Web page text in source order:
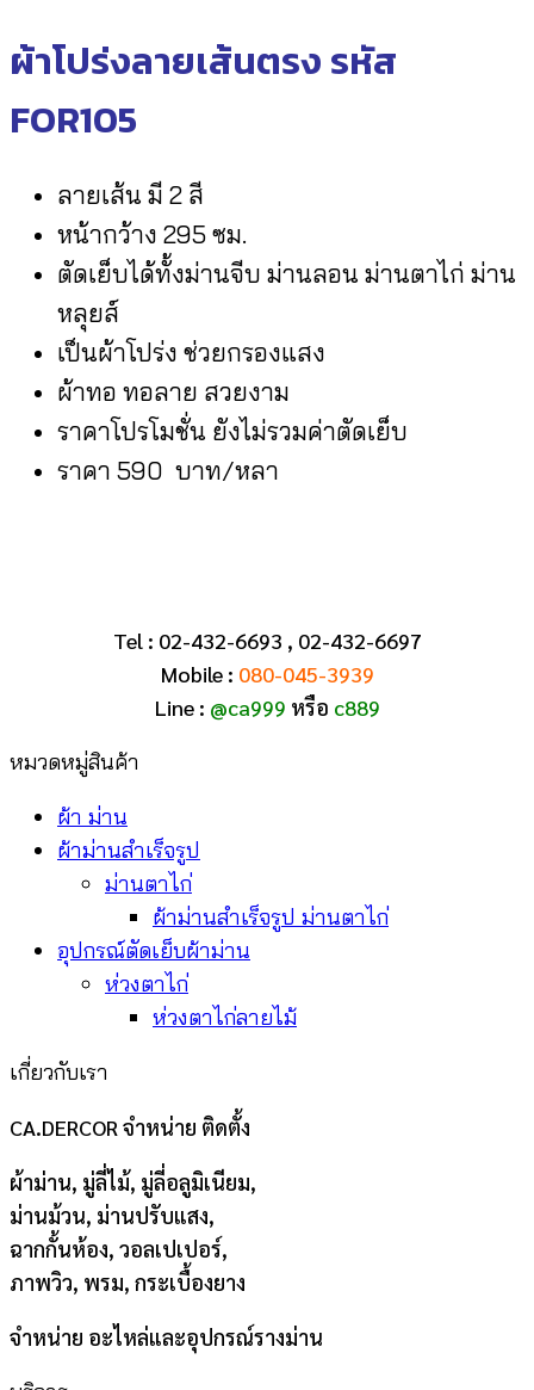
ผ้าโปร่งลายเส้นตรง รหัส
FOR105
ลายเส้น มี 2 สี
หน้ากว้าง 295 ซม.
ตัดเย็บได้ทั้งม่านจีบ ม่านลอน ม่านตาไก่ ม่าน
หลุยส์
เป็นผ้าโปร่ง ช่วยกรองแสง
ผ้าทอ ทอลาย สวยงาม
ราคาโปรโมชั่น ยังไม่รวมค่าตัดเย็บ
ราคา 590 บาท/หลา
Tel : 02-432-6693 , 02-432-6697
Mobile : 080-045-3939
Line : @ca999 หรือ c889
หมวดหมู่สินค้า
ผ้า ม่าน
ผ้าม่านสำเร็จรูป
ม่านตาไก่
ผ้าม่านสำเร็จรูป ม่านตาไก่
อุปกรณ์ตัดเย็บผ้าม่าน
ห่วงตาไก่
ห่วงตาไก่ลายไม้
เกี่ยวกับเรา
CA.DERCOR จำหน่าย ติดตั้ง
ผ้าม่าน, มู่ลี่ไม้, มู่ลี่อลูมิเนียม,
ม่านม้วน, ม่านปรับแสง,
ฉากกั้นห้อง, วอลเปเปอร์,
ภาพวิว, พรม, กระเบื้องยาง
จำหน่าย อะไหล่และอุปกรณ์รางม่าน